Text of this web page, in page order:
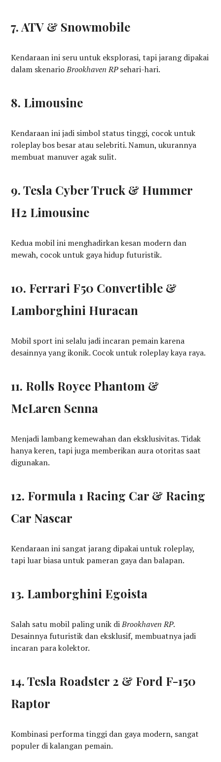
7. ATV & Snowmobile
Kendaraan ini seru untuk eksplorasi, tapi jarang dipakai
dalam skenarioBrookhaven RPsehari-hari.
8. Limousine
Kendaraan ini jadi simbol status tinggi, cocok untuk
roleplay bos besar atau selebriti. Namun, ukurannya
membuat manuver agak sulit.
9. Tesla Cyber Truck & Hummer
H2 Limousine
Kedua mobil ini menghadirkan kesan modern dan
mewah, cocok untuk gaya hidup futuristik.
10. Ferrari F50 Convertible &
Lamborghini Huracan
Mobil sport ini selalu jadi incaran pemain karena
desainnya yang ikonik. Cocok untuk roleplay kaya raya.
11. Rolls Royce Phantom &
McLaren Senna
Menjadi lambang kemewahan dan eksklusivitas. Tidak
hanya keren, tapi juga memberikan aura otoritas saat
digunakan.
12. Formula 1 Racing Car & Racing
Car Nascar
Kendaraan ini sangat jarang dipakai untuk roleplay,
tapi luar biasa untuk pameran gaya dan balapan.
13. Lamborghini Egoista
Salah satu mobil paling unik diBrookhaven RP.
Desainnya futuristik dan eksklusif, membuatnya jadi
incaran para kolektor.
14. Tesla Roadster 2 & Ford F-150
Raptor
Kombinasi performa tinggi dan gaya modern, sangat
populer di kalangan pemain.